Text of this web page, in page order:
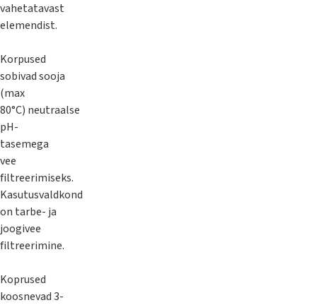
vahetatavast
elemendist.
Korpused
sobivad sooja
(max
80°C) neutraalse
pH-
tasemega
vee
filtreerimiseks.
Kasutusvaldkond
on tarbe- ja
joogivee
filtreerimine.
Koprused
koosnevad 3-